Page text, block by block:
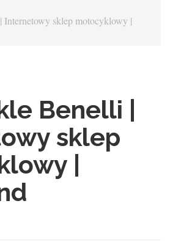
sklep motocyklowy |
Benelli |
sklep
|